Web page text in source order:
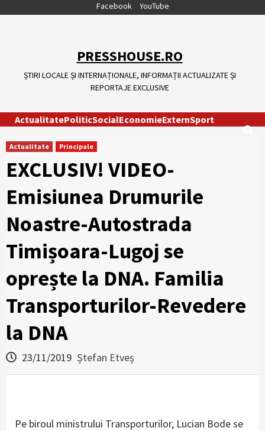
Facebook YouTube
PRESSHOUSE.RO
ȘTIRI LOCALE ȘI INTERNAȚIONALE, INFORMAȚII ACTUALIZATE ȘI
REPORTAJE EXCLUSIVE
ActualitatePoliticSocialEconomieExternSport
Actualitate Principale
EXCLUSIV! VIDEO-
Emisiunea Drumurile
Noastre-Autostrada
Timișoara-Lugoj se
oprește la DNA. Familia
Transporturilor-Revedere
la DNA
23/11/2019 Ștefan Etveș
Pe biroul ministrului Transporturilor, Lucian Bode se